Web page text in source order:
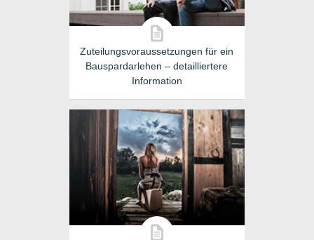
Zuteilungsvoraussetzungen für ein
Bauspardarlehen – detailliertere
Information